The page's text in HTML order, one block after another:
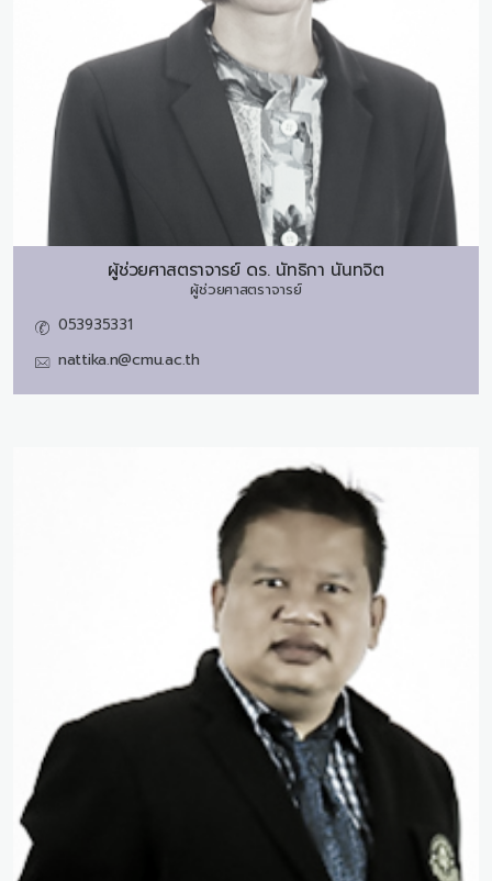
ผู้ช่วยศาสตราจารย์ ดร. นัทธิกา นันทจิต
ผู้ช่วยศาสตราจารย์
053935331
nattika.n@cmu.ac.th